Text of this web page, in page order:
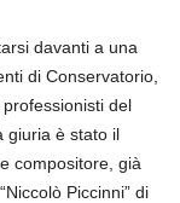
davanti a una
di Conservatorio,
del
giuria è stato il
compositore, già
Piccinni” di